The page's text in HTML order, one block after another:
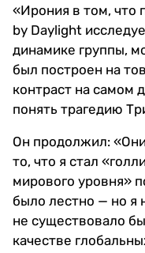
«Ирония в том, что
by Daylight
динамике группы,
был построен на
контраст на самом
понять трагедию
Он продолжил:
то, что я стал
мирового уровня»
было лестно — но я
не существовало
качестве